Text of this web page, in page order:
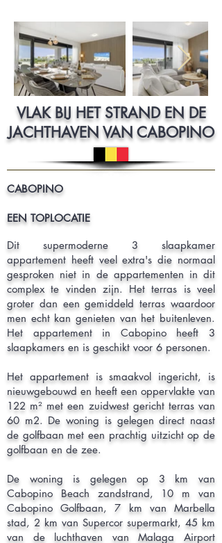
VLAK BIJ HET STRAND EN DE
JACHTHAVEN VAN CABOPINO
CABOPINO
EEN TOPLOCATIE
Dit supermoderne 3 slaapkamer
appartement heeft veel extra's die normaal
gesproken niet in de appartementen in dit
complex te vinden zijn. Het terras is veel
groter dan een gemiddeld terras waardoor
men echt kan genieten van het buitenleven.
Het appartement in Cabopino heeft 3
slaapkamers en is geschikt voor 6 personen.
Het appartement is smaakvol ingericht, is
nieuwgebouwd en heeft een oppervlakte van
122 m² met een zuidwest gericht terras van
60 m2. De woning is gelegen direct naast
de golfbaan met een prachtig uitzicht op de
golfbaan en de zee.
De woning is gelegen op 3 km van
Cabopino Beach zandstrand, 10 m van
Cabopino Golfbaan, 7 km van Marbella
stad, 2 km van Supercor supermarkt, 45 km
van de luchthaven van Malaga Airport